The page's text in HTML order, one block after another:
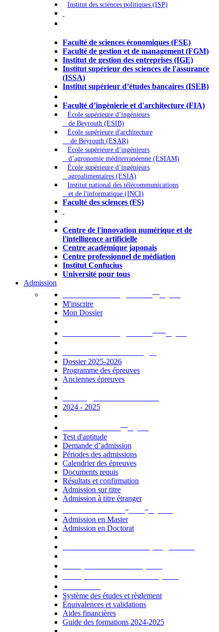
Institut des sciences politiques (ISP)
Faculté de sciences économiques (FSE)
Faculté de gestion et de management (FGM)
Institut de gestion des entreprises (IGE)
Institut supérieur des sciences de l'assurance
(ISSA)
Institut supérieur d’études bancaires (ISEB)
Faculté d’ingénierie et d'architecture (FIA)
École supérieure d’ingénieurs
de Beyrouth (ESIB)
École supérieure d'architecture
de Beyrouth (ESAR)
École supérieure d’ingénieurs
d’agronomie méditerranéenne (ESIAM)
École supérieure d’ingénieurs
agroalimentaires (ESIA)
Institut national des télécommunications
et de l'informatique (INCI)
Faculté des sciences (FS)
Centre de l'innovation numérique et de
l'intelligence artificielle
Centre académique japonais
Centre professionnel de médiation
Institut Confucius
Université pour tous
Admission
M'inscrire
Mon Dossier
Dossier 2025-2026
Programme des épreuves
Anciennes épreuves
2024 - 2025
Test d'aptitude
Demande d’admission
Périodes des admissions
Calendrier des épreuves
Documents requis
Résultats et confirmation
Admission sur titre
Admission à titre étranger
Admission en Master
Admission en Doctorat
Système des études et règlement
Équivalences et validations
Aides financières
Guide des formations 2024-2025